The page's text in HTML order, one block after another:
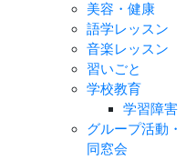
美容・健康
語学レッスン
音楽レッスン
習いごと
学校教育
学習障害
グループ活動・
同窓会